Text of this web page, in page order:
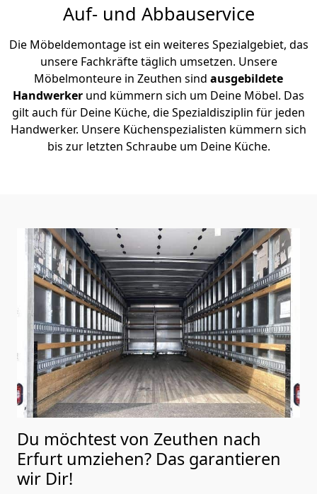
Auf- und Abbauservice
Die Möbeldemontage ist ein weiteres Spezialgebiet, das
unsere Fachkräfte täglich umsetzen. Unsere
Möbelmonteure in Zeuthen sind ausgebildete
Handwerker und kümmern sich um Deine Möbel. Das
gilt auch für Deine Küche, die Spezialdisziplin für jeden
Handwerker. Unsere Küchenspezialisten kümmern sich
bis zur letzten Schraube um Deine Küche.
Du möchtest von Zeuthen nach
Erfurt umziehen? Das garantieren
wir Dir!